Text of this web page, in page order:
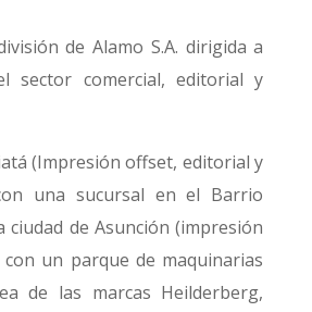
de Alamo S.A. dirigida a
sector comercial, editorial y
(Impresión offset, editorial y
una sucursal en el Barrio
ciudad de Asunción (impresión
un parque de maquinarias
de las marcas Heilderberg,